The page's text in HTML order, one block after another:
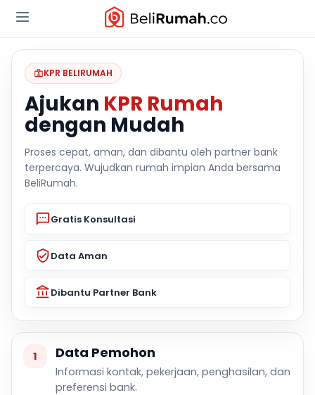
KPR BELIRUMAH
Ajukan KPR Rumah
dengan Mudah
Proses cepat, aman, dan dibantu oleh partner bank
terpercaya. Wujudkan rumah impian Anda bersama
BeliRumah.
Gratis Konsultasi
Data Aman
Dibantu Partner Bank
1 Data Pemohon
Informasi kontak, pekerjaan, penghasilan, dan
preferensi bank.